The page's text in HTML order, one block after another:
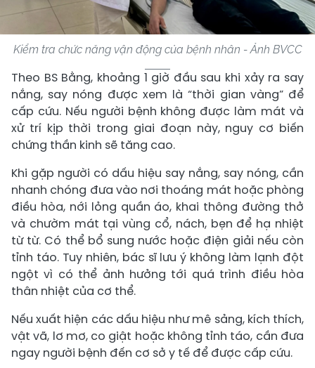
Kiểm tra chức năng vận động của bệnh nhân - Ảnh BVCC
Theo BS Bằng, khoảng 1 giờ đầu sau khi xảy ra say
nắng, say nóng được xem là “thời gian vàng” để
cấp cứu. Nếu người bệnh không được làm mát và
xử trí kịp thời trong giai đoạn này, nguy cơ biến
chứng thần kinh sẽ tăng cao.
Khi gặp người có dấu hiệu say nắng, say nóng, cần
nhanh chóng đưa vào nơi thoáng mát hoặc phòng
điều hòa, nới lỏng quần áo, khai thông đường thở
và chườm mát tại vùng cổ, nách, bẹn để hạ nhiệt
từ từ. Có thể bổ sung nước hoặc điện giải nếu còn
tỉnh táo. Tuy nhiên, bác sĩ lưu ý không làm lạnh đột
ngột vì có thể ảnh hưởng tới quá trình điều hòa
thân nhiệt của cơ thể.
Nếu xuất hiện các dấu hiệu như mê sảng, kích thích,
vật vã, lơ mơ, co giật hoặc không tỉnh táo, cần đưa
ngay người bệnh đến cơ sở y tế để được cấp cứu.